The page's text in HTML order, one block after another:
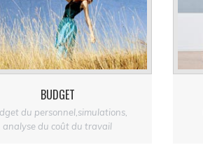
BUDGET
du personnel,simulations,
analyse du coût du travail